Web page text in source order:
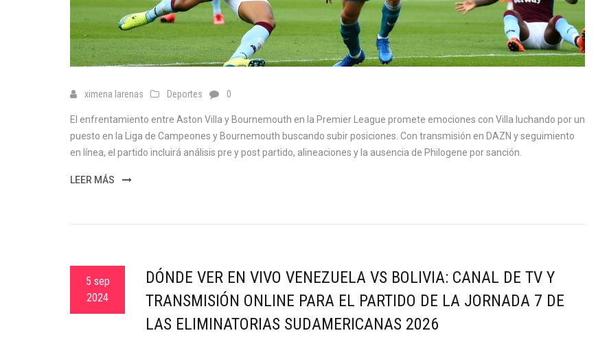
ximena larenas Deportes 0
El enfrentamiento entre Aston Villa y Bournemouth en la Premier League promete emociones con Villa luchando por un
puesto en la Liga de Campeones y Bournemouth buscando subir posiciones. Con transmisión en DAZN y seguimiento
en línea, el partido incluirá análisis pre y post partido, alineaciones y la ausencia de Philogene por sanción.
LEER MÁS
5 sep
2024
DÓNDE VER EN VIVO VENEZUELA VS BOLIVIA: CANAL DE TV Y
TRANSMISIÓN ONLINE PARA EL PARTIDO DE LA JORNADA 7 DE
LAS ELIMINATORIAS SUDAMERICANAS 2026